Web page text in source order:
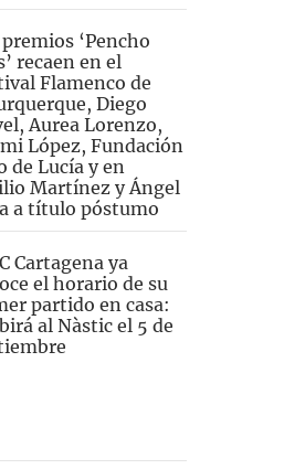
‘Pencho
recaen en el
Flamenco de
Diego
Aurea Lorenzo,
López, Fundación
de Lucía y en
Martínez y Ángel
a título póstumo
Cartagena ya
el horario de su
partido en casa:
al Nàstic el 5 de